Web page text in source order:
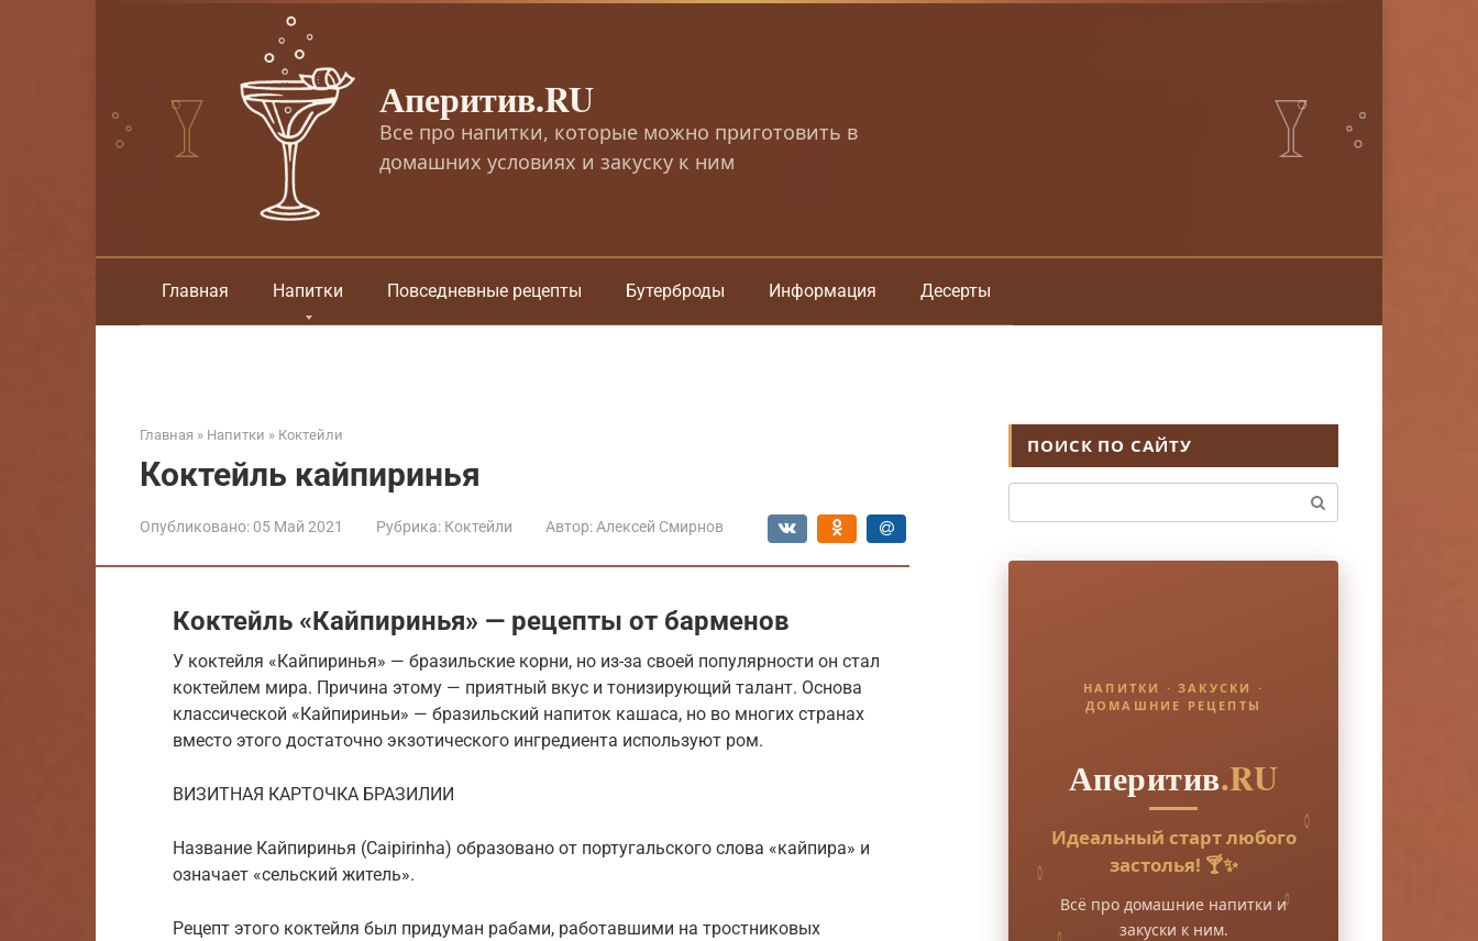
Аперитив.RU
Все про напитки, которые можно приготовить в
домашних условиях и закуску к ним
Главная Напитки Повседневные рецепты Бутерброды Информация Десерты
Главная » Напитки » Коктейли
Коктейль кайпиринья
Опубликовано: 05 Май 2021 Рубрика: Коктейли Автор: Алексей Смирнов
Коктейль «Кайпиринья» — рецепты от барменов
У коктейля «Кайпиринья» — бразильские корни, но из-за своей популярности он стал
коктейлем мира. Причина этому — приятный вкус и тонизирующий талант. Основа
классической «Кайпириньи» — бразильский напиток кашаса, но во многих странах
вместо этого достаточно экзотического ингредиента используют ром.
ВИЗИТНАЯ КАРТОЧКА БРАЗИЛИИ
Название Кайпиринья (Caipirinha) образовано от португальского слова «кайпира» и
означает «сельский житель».
Рецепт этого коктейля был придуман рабами, работавшими на тростниковых
ПОИСК ПО САЙТУ
НАПИТКИ · ЗАКУСКИ ·
ДОМАШНИЕ РЕЦЕПТЫ
Аперитив.RU
Идеальный старт любого
застолья! 🍸✨
Всё про домашние напитки и
закуски к ним.